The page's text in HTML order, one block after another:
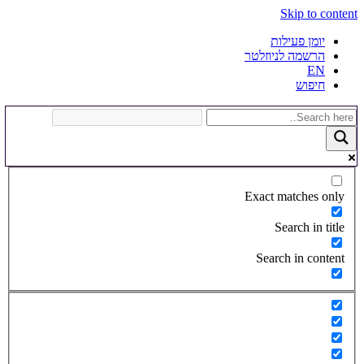
Skip to content
יומן פעילות
הרשמה לניוזלטר
EN
חיפוש
Exact matches only
Search in title
Search in content